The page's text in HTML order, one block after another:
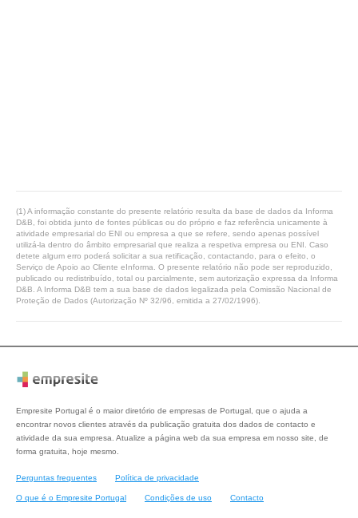
(1) A informação constante do presente relatório resulta da base de dados da Informa
D&B, foi obtida junto de fontes públicas ou do próprio e faz referência unicamente à
atividade empresarial do ENI ou empresa a que se refere, sendo apenas possível
utilizá-la dentro do âmbito empresarial que realiza a respetiva empresa ou ENI. Caso
detete algum erro poderá solicitar a sua retificação, contactando, para o efeito, o
Serviço de Apoio ao Cliente eInforma. O presente relatório não pode ser reproduzido,
publicado ou redistribuído, total ou parcialmente, sem autorização expressa da Informa
D&B. A Informa D&B tem a sua base de dados legalizada pela Comissão Nacional de
Proteção de Dados (Autorização Nº 32/96, emitida a 27/02/1996).
Empresite Portugal é o maior diretório de empresas de Portugal, que o ajuda a
encontrar novos clientes através da publicação gratuita dos dados de contacto e
atividade da sua empresa. Atualize a página web da sua empresa em nosso site, de
forma gratuita, hoje mesmo.
Perguntas frequentes Política de privacidade
O que é o Empresite Portugal Condições de uso Contacto